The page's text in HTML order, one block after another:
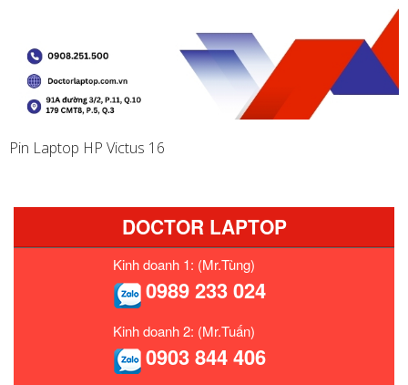
Pin Laptop HP Victus 16
DOCTOR LAPTOP
Kinh doanh 1: (Mr.Tùng)
0989 233 024
Kinh doanh 2: (Mr.Tuấn)
0903 844 406